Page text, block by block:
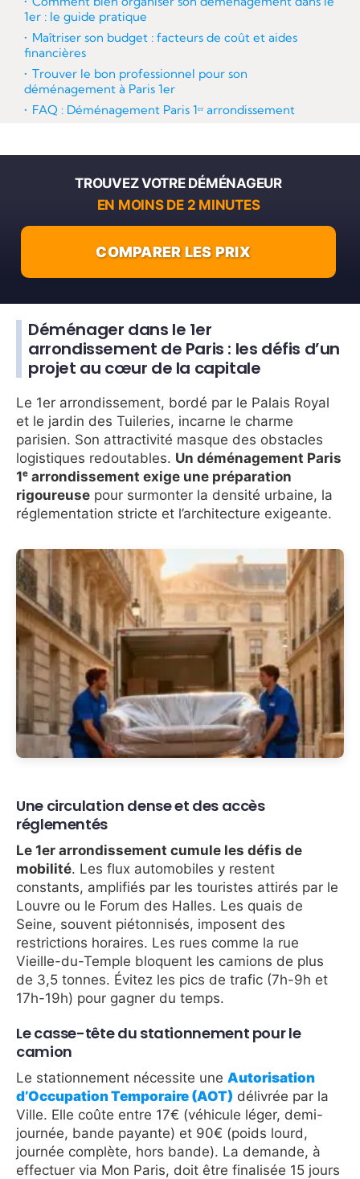
Déménager dans le 1er
arrondissement de Paris : les défis d’un
projet au cœur de la capitale
Le 1er arrondissement, bordé par le Palais Royal
et le jardin des Tuileries, incarne le charme
parisien. Son attractivité masque des obstacles
logistiques redoutables. Un déménagement Paris
1ᵉ arrondissement exige une préparation
rigoureuse pour surmonter la densité urbaine, la
réglementation stricte et l’architecture exigeante.
Une circulation dense et des accès
réglementés
Le 1er arrondissement cumule les défis de
mobilité. Les flux automobiles y restent
constants, amplifiés par les touristes attirés par le
Louvre ou le Forum des Halles. Les quais de
Seine, souvent piétonnisés, imposent des
restrictions horaires. Les rues comme la rue
Vieille-du-Temple bloquent les camions de plus
de 3,5 tonnes. Évitez les pics de trafic (7h-9h et
17h-19h) pour gagner du temps.
Le casse-tête du stationnement pour le
camion
Le stationnement nécessite une Autorisation
d’Occupation Temporaire (AOT) délivrée par la
Ville. Elle coûte entre 17€ (véhicule léger, demi-
journée, bande payante) et 90€ (poids lourd,
journée complète, hors bande). La demande, à
effectuer via Mon Paris, doit être finalisée 15 jours
1er : le guide pratique
Maîtriser son budget : facteurs de coût et aides
financières
Trouver le bon professionnel pour son
déménagement à Paris 1er
FAQ : Déménagement Paris 1ᵉʳ arrondissement
TROUVEZ VOTRE DÉMÉNAGEUR
EN MOINS DE 2 MINUTES
COMPARER LES PRIX